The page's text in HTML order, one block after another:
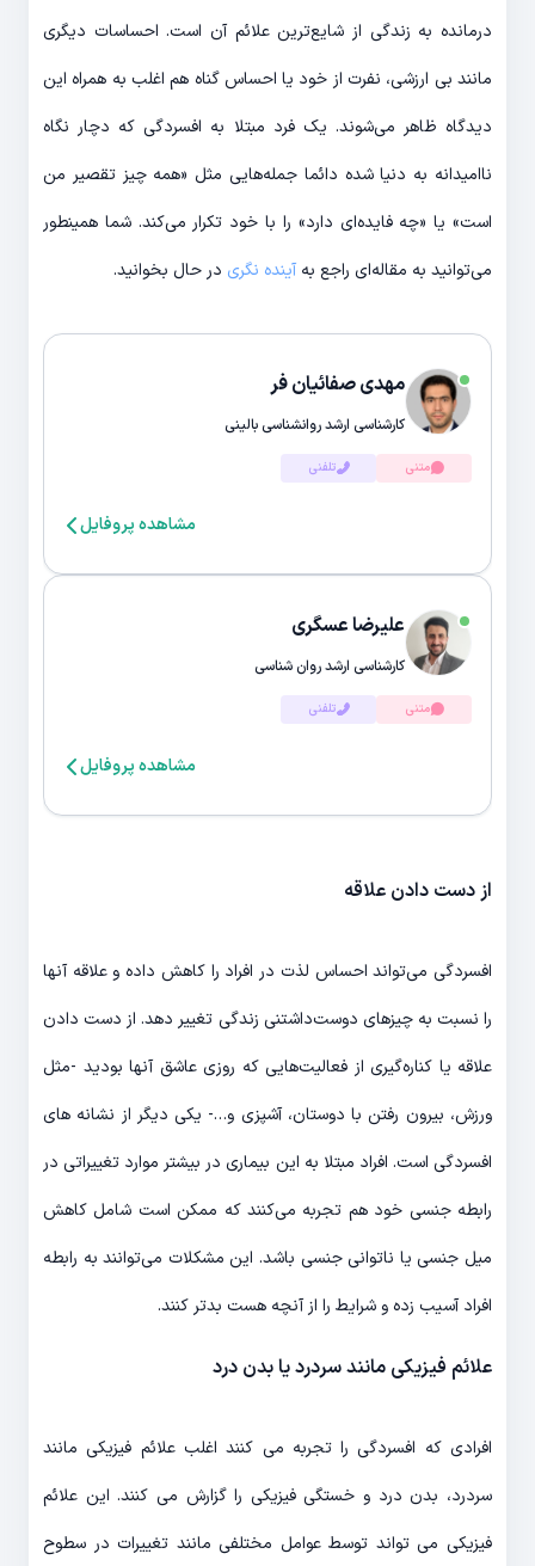
درمانده به زندگی از شایع‌‎ترین علائم آن است. احساسات دیگری
مانند بی ‎ارزشی، نفرت از خود یا احساس گناه هم اغلب به همراه این
دیدگاه ظاهر می‌‎شوند. یک فرد مبتلا به افسردگی که دچار نگاه
ناامیدانه به دنیا شده دائما جمله‎‌هایی مثل «همه چیز تقصیر من
است» یا «چه فایده‌‎ای دارد» را با خود تکرار می‌‎کند. شما همینطور
می‌توانید به مقاله‌ای راجع به آینده نگری در حال بخوانید.
مهدی صفائیان فر
کارشناسی ارشد روانشناسی بالینی
متنی تلفنی
مشاهده پروفایل
علیرضا عسگری
کارشناسی ارشد روان شناسی
متنی تلفنی
مشاهده پروفایل
از دست دادن علاقه
افسردگی می‎‌تواند احساس لذت در افراد را کاهش داده و علاقه آن‎ها
را نسبت به چیزهای دوست‌‎داشتنی زندگی تغییر دهد. از دست دادن
علاقه یا کناره‌‎گیری از فعالیت‌‏‎هایی که روزی عاشق آن‎ها بودید -مثل
ورزش، بیرون رفتن با دوستان، آشپزی و…- یکی دیگر از نشانه های
افسردگی است. افراد مبتلا به این بیماری در بیشتر موارد تغییراتی در
رابطه جنسی خود هم تجربه می‌‎کنند که ممکن است شامل کاهش
میل جنسی یا ناتوانی جنسی باشد. این مشکلات می‎‌توانند به رابطه
افراد آسیب زده و شرایط را از آن‎چه هست بدتر کنند.
علائم فیزیکی مانند سردرد یا بدن درد
افرادی که افسردگی را تجربه می کنند اغلب علائم فیزیکی مانند
سردرد، بدن درد و خستگی فیزیکی را گزارش می کنند. این علائم
فیزیکی می تواند توسط عوامل مختلفی مانند تغییرات در سطوح